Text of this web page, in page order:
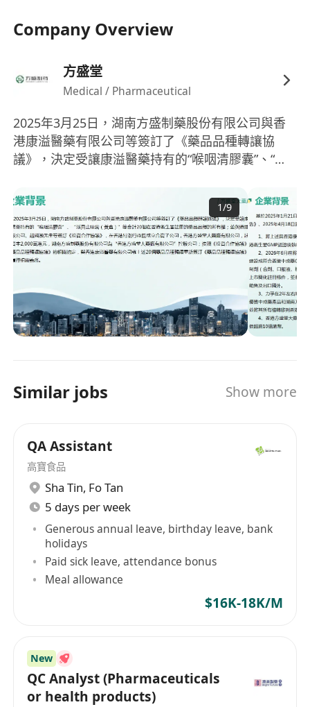
Company Overview
方盛堂
Medical / Pharmaceutical
2025年3月25日，湖南方盛制藥股份有限公司與香
港康溢醫藥有限公司等簽訂了《藥品品種轉讓協
議》，決定受讓康溢醫藥持有的“喉咽清膠囊”、“浙
藥品品種的所有權；並與港捷有限公司、趙國灝先
生等簽訂《投資合作協議》，在香港特別行政區成
立合資子公司，香港方盛堂大藥廠有限公司，註冊
資本2,000萬港元，湖南方盛制藥股份有限公司為
“香港方盛堂大藥廠有限公司”控股公司；按照《投資
合作協議》《藥品品種轉讓協議》的相關約定，與
香港康溢醫藥有限公司就上述20個藥品品種轉讓重
新簽訂《藥品品種轉讓協議》並履行相關義務。
1/9
Similar jobs Show more
QA Assistant
高寶食品
Sha Tin, Fo Tan
5 days per week
Generous annual leave, birthday leave, bank
holidays
Paid sick leave, attendance bonus
Meal allowance
$16K-18K/M
New
QC Analyst (Pharmaceuticals
or health products)